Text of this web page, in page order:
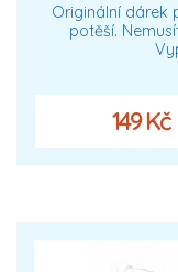
Originální dárek
potěší.
149 Kč